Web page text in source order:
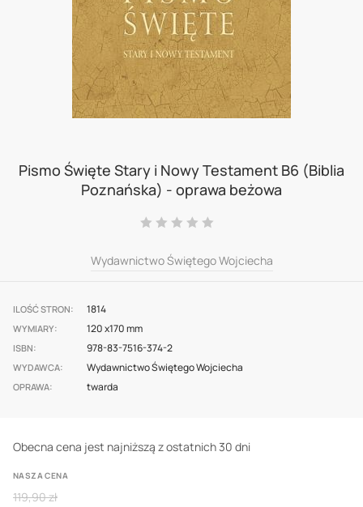
gallery
Pismo Święte Stary i Nowy Testament B6 (Biblia
Poznańska) - oprawa beżowa
Ocena:
Wydawnictwo Świętego Wojciecha
ILOŚĆ STRON 1814
WYMIARY 120 x170 mm
ISBN 978-83-7516-374-2
WYDAWCA Wydawnictwo Świętego Wojciecha
OPRAWA twarda
Obecna cena jest najniższą z ostatnich 30 dni
NASZA CENA
Regular
119,90 zł